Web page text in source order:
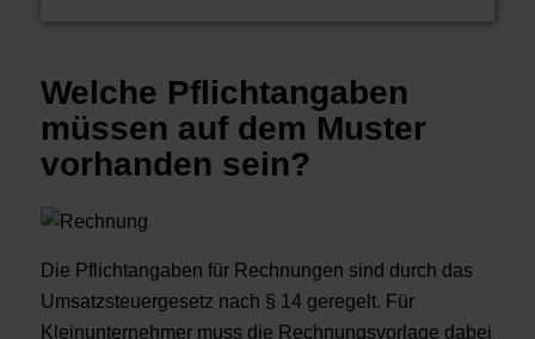
Welche Pflichtangaben
müssen auf dem Muster
vorhanden sein?
Die Pflichtangaben für Rechnungen sind durch das
Umsatzsteuergesetz nach § 14 geregelt. Für
Kleinunternehmer muss die Rechnungsvorlage dabei